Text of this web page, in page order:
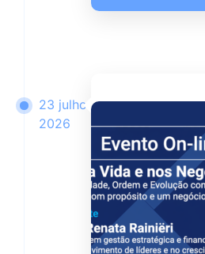
23 julho
2026